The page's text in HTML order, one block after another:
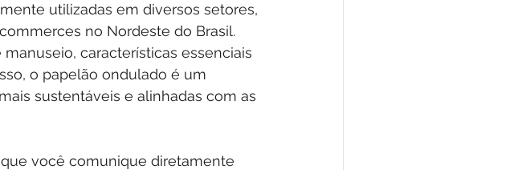
utilizadas em diversos setores,
no Nordeste do Brasil.
características essenciais
o papelão ondulado é um
sustentáveis e alinhadas com as
você comunique diretamente